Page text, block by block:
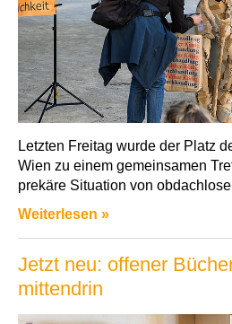
Letzten Freitag wurde der Platz
Wien zu einem gemeinsamen
prekäre Situation von
Weiterlesen »
Jetzt neu: offener
mittendrin